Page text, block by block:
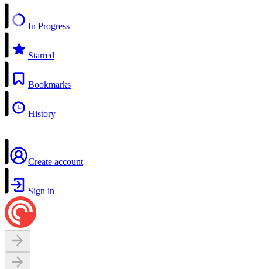
In Progress
Starred
Bookmarks
History
Create account
Sign in